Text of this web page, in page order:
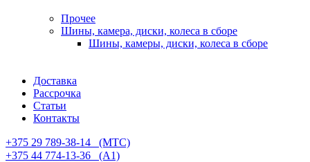
Прочее
Шины, камера, диски, колеса в сборе
Шины, камеры, диски, колеса в сборе
Доставка
Рассрочка
Статьи
Контакты
+375 29 789-38-14⠀(МТС)
+375 44 774-13-36⠀(А1)